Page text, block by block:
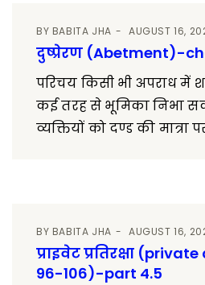
BY BABITA JHA AUGUST 16,
दुष्प्रेरण (Abetment)-
परिचय किसी भी अपराध में
कई तरह से भूमिका निभा
व्यक्तियों को दण्ड की मात्रा
BY BABITA JHA AUGUST 16,
प्राइवेट प्रतिरक्षा
96-106)-part 4.5